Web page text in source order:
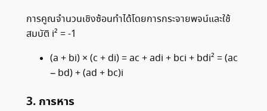
การคูณจำนวนเชิงซ้อนทำได้โดยการกระจายพจน์และใช้
สมบัติ i² = -1
(a + bi) × (c + di) = ac + adi + bci + bdi² = (ac
– bd) + (ad + bc)i
3. การหาร